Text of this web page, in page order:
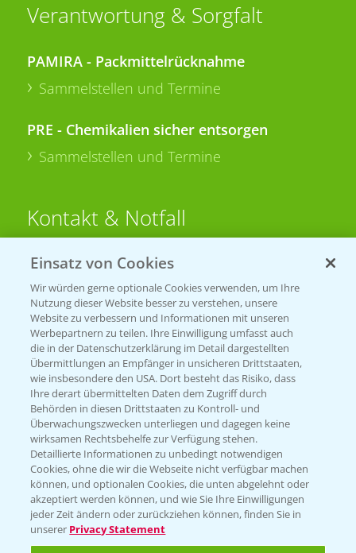
Verantwortung & Sorgfalt
PAMIRA - Packmittelrücknahme
Sammelstellen und Termine
PRE - Chemikalien sicher entsorgen
Sammelstellen und Termine
Kontakt & Notfall
Beratung auf WhatsApp
T.+49 (0)174 346 564 1
KONTAKT
Hilfe in Notfällen
T.+49 (0)214/30-20220
Folgen Sie uns
Einsatz von Cookies
Wir würden gerne optionale Cookies verwenden, um Ihre
Nutzung dieser Website besser zu verstehen, unsere
Website zu verbessern und Informationen mit unseren
Werbepartnern zu teilen. Ihre Einwilligung umfasst auch
die in der Datenschutzerklärung im Detail dargestellten
Übermittlungen an Empfänger in unsicheren Drittstaaten,
wie insbesondere den USA. Dort besteht das Risiko, dass
Ihre derart übermittelten Daten dem Zugriff durch
Behörden in diesen Drittstaaten zu Kontroll- und
Überwachungszwecken unterliegen und dagegen keine
wirksamen Rechtsbehelfe zur Verfügung stehen.
Detaillierte Informationen zu unbedingt notwendigen
Cookies, ohne die wir die Webseite nicht verfügbar machen
können, und optionalen Cookies, die unten abgelehnt oder
akzeptiert werden können, und wie Sie Ihre Einwilligungen
jeder Zeit ändern oder zurückziehen können, finden Sie in
unserer Privacy Statement